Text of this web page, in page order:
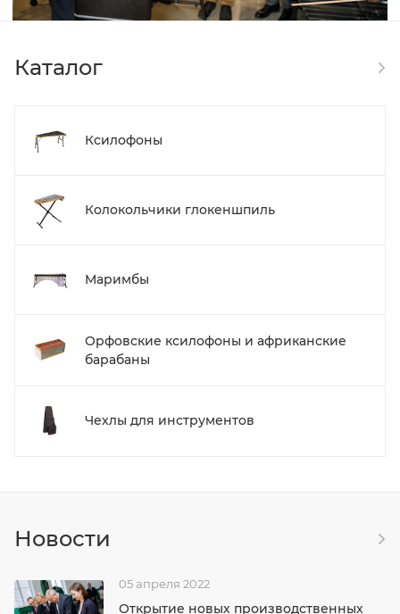
Каталог
Ксилофоны
Колокольчики глокеншпиль
Маримбы
Орфовские ксилофоны и африканские
барабаны
Чехлы для инструментов
Новости
05 апреля 2022
Открытие новых производственных